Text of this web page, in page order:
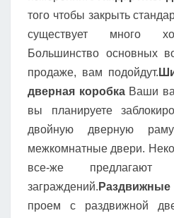
того чтобы закрыть
существует много
Большинство основных
продаже, вам подойдут.
дверная коробкаВаши
вы планируете
двойную дверную
межкомнатные двери.
все-же предлагают
заграждений.
проем с раздвижной